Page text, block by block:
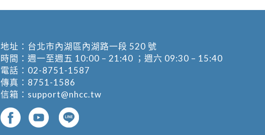
地址： 台北市內湖區內湖路一段 520 號
時間：週一至週五 10:00 – 21:40 ；週六 09:30 – 15:40
電話： 02-8751-1587
傳真：8751-1586
信箱： support@nhcc.tw